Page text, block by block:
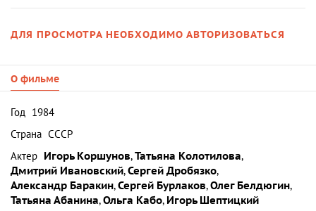
ДЛЯ ПРОСМОТРА НЕОБХОДИМО АВТОРИЗОВАТЬСЯ
О фильме
Год 1984
Страна СССР
Актер Игорь Коршунов,Татьяна Колотилова,
Дмитрий Ивановский,Сергей Дробязко,
Александр Баракин,Сергей Бурлаков,Олег Белдюгин,
Татьяна Абанина,Ольга Кабо, Игорь Шептицкий